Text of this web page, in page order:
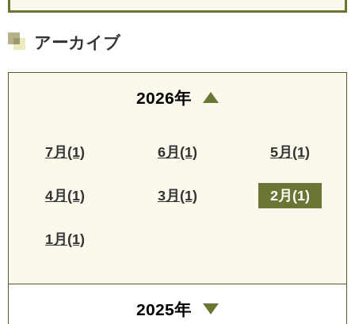
アーカイブ
2026年
7月(1) 6月(1) 5月(1)
4月(1) 3月(1) 2月(1)
1月(1)
2025年